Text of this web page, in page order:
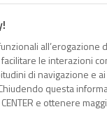
all’erogazione
le interazioni
di navigazione e
questa
e ottenere